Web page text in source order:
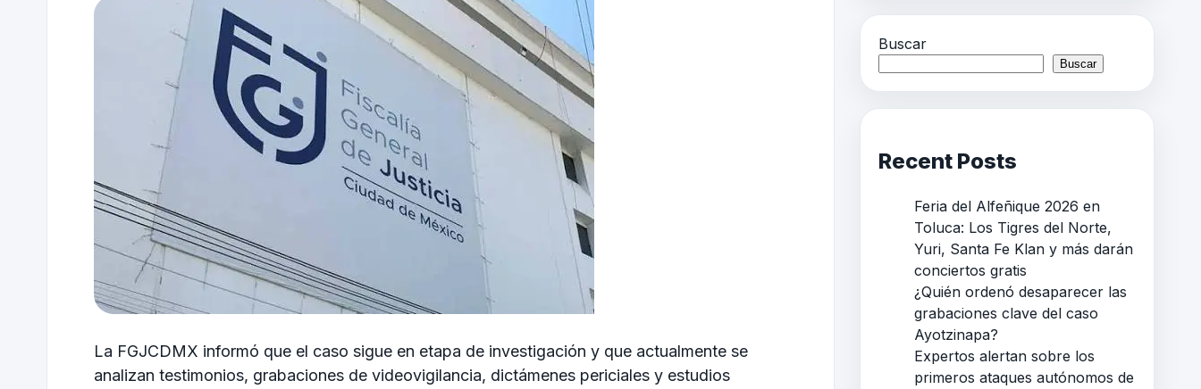
La FGJCDMX informó que el caso sigue en etapa de investigación y que actualmente se
analizan testimonios, grabaciones de videovigilancia, dictámenes periciales y estudios
Buscar
Buscar
Recent Posts
Feria del Alfeñique 2026 en
Toluca: Los Tigres del Norte,
Yuri, Santa Fe Klan y más darán
conciertos gratis
¿Quién ordenó desaparecer las
grabaciones clave del caso
Ayotzinapa?
Expertos alertan sobre los
primeros ataques autónomos de